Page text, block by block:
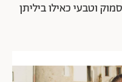
וטבעי כאילו ביליתן